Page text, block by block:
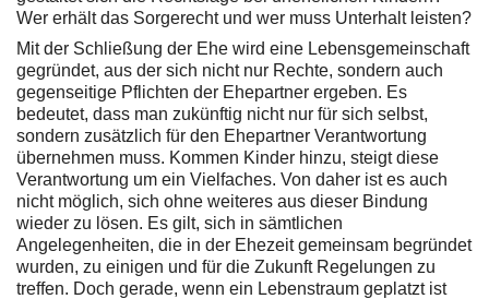
Wer erhält das Sorgerecht und wer muss Unterhalt leisten?
Mit der Schließung der Ehe wird eine Lebensgemeinschaft
gegründet, aus der sich nicht nur Rechte, sondern auch
gegenseitige Pflichten der Ehepartner ergeben. Es
bedeutet, dass man zukünftig nicht nur für sich selbst,
sondern zusätzlich für den Ehepartner Verantwortung
übernehmen muss. Kommen Kinder hinzu, steigt diese
Verantwortung um ein Vielfaches. Von daher ist es auch
nicht möglich, sich ohne weiteres aus dieser Bindung
wieder zu lösen. Es gilt, sich in sämtlichen
Angelegenheiten, die in der Ehezeit gemeinsam begründet
wurden, zu einigen und für die Zukunft Regelungen zu
treffen. Doch gerade, wenn ein Lebenstraum geplatzt ist